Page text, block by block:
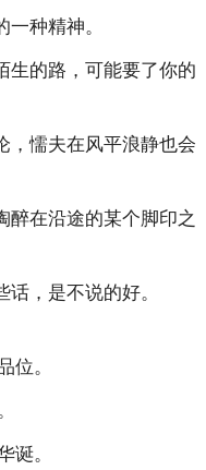
种精神。
生的路，可能要了你的
，懦夫在风平浪静也会
醉在沿途的某个脚印之
，是不说的好。
位。
诞。